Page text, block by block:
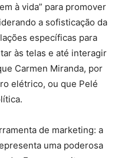
à vida” para promover
a sofisticação da
específicas para
às telas e até interagir
Carmen Miranda, por
elétrico, ou que Pelé
de marketing: a
uma poderosa